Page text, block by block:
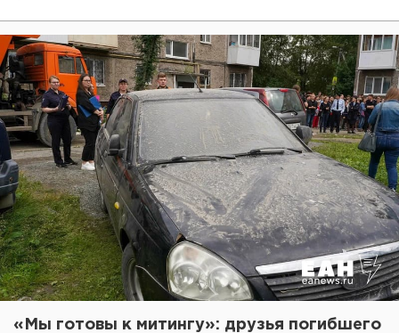
«Мы готовы к митингу»: друзья погибшего